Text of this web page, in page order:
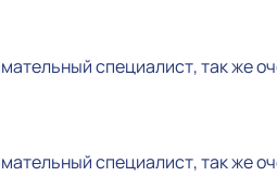
специалист, так же
специалист, так же